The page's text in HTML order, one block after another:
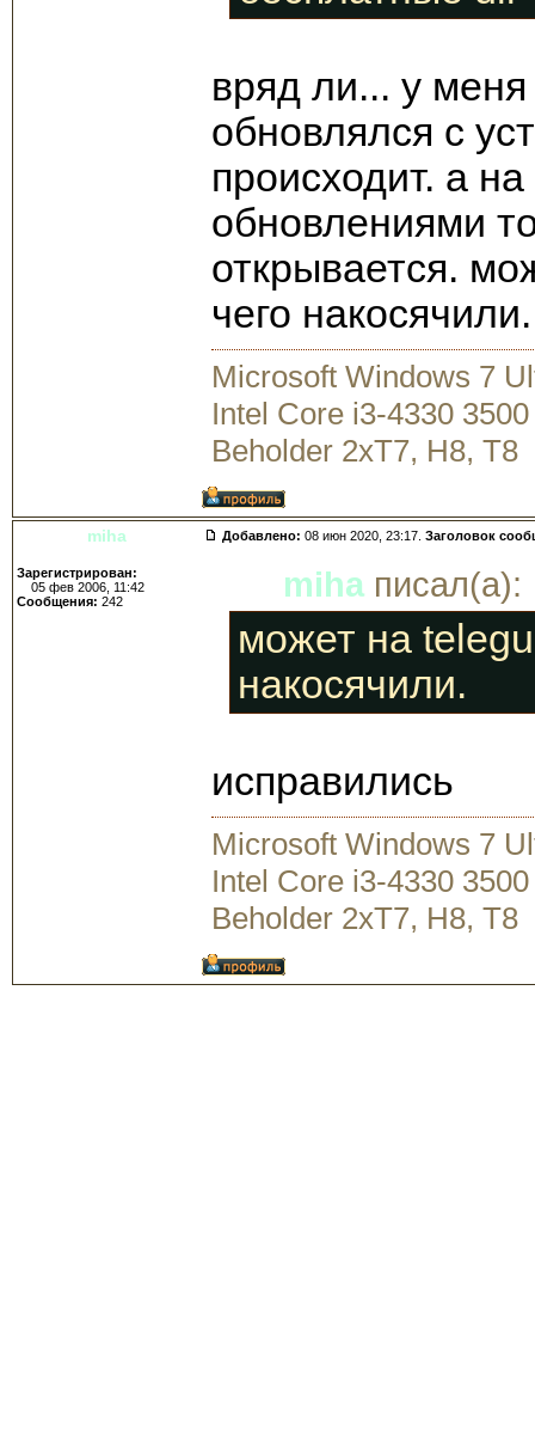
вряд ли... у
обновлялся с
происходит. а
обновлениями
открывается.
чего накосячили.
Microsoft Windows 7
Intel Core i3-4330
Beholder 2xT7, H8, T8
miha Добавлено: 08 июн 2020, 23:17. Заголовок
Зарегистрирован:
05 фев 2006, 11:42
Сообщения: 242 miha писал(а):
может на
накосячили.
исправились
Microsoft Windows 7
Intel Core i3-4330
Beholder 2xT7, H8, T8